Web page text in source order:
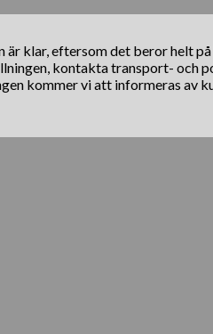
klar, eftersom det beror helt
kontakta transport- och
kommer vi att informeras av